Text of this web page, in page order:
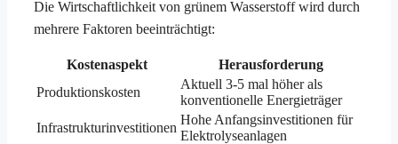
Die Wirtschaftlichkeit von grünem Wasserstoff wird durch
mehrere Faktoren beeinträchtigt:
Kostenaspekt
Herausforderung
Produktionskosten
Aktuell 3-5 mal höher als
konventionelle Energieträger
Infrastrukturinvestitionen
Hohe Anfangsinvestitionen für
Elektrolyseanlagen